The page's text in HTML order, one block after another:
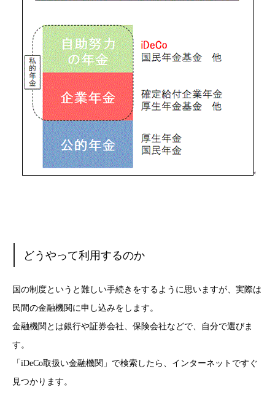
どうやって利用するのか
国の制度というと難しい手続きをするように思いますが、実際は
民間の金融機関に申し込みをします。
金融機関とは銀行や証券会社、保険会社などで、自分で選びま
す。
「iDeCo取扱い金融機関」で検索したら、インターネットですぐ
見つかります。